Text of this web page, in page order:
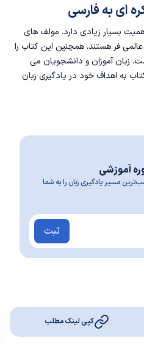
بسیار زیادی دارد. مولف های
عالمی فر هستند. همچنین این کتاب را
زبان آموزان و دانشجویان می
به اهداف خود در یادگیری زبان
آموزشی
مسیر یادگیری زبان را به شما
ثبت
کپی لینک مطلب